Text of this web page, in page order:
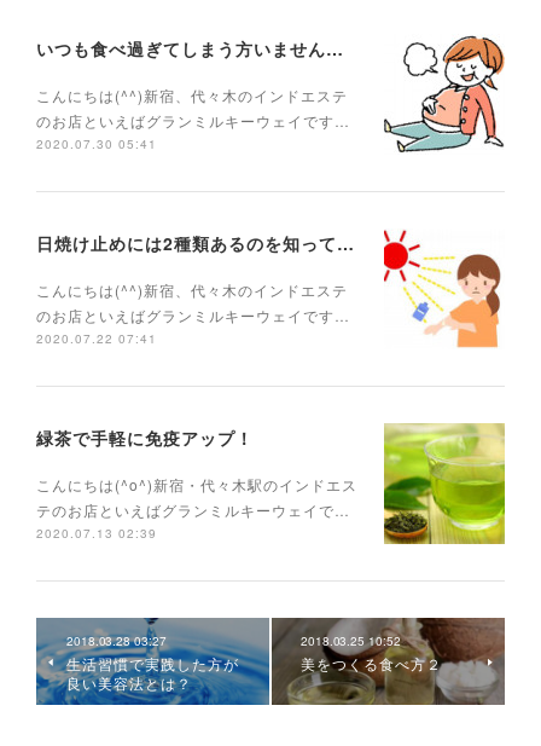
いつも食べ過ぎてしまう方いませんか？
こんにちは(^^)新宿、代々木のインドエステ
のお店といえばグランミルキーウェイです…
2020.07.30 05:41
日焼け止めには2種類あるのを知っていますか？
こんにちは(^^)新宿、代々木のインドエステ
のお店といえばグランミルキーウェイです…
2020.07.22 07:41
緑茶で手軽に免疫アップ！
こんにちは(^o^)新宿・代々木駅のインドエス
テのお店といえばグランミルキーウェイで…
2020.07.13 02:39
2018.03.28 03:27
生活習慣で実践した方が
良い美容法とは？
2018.03.25 10:52
美をつくる食べ方２